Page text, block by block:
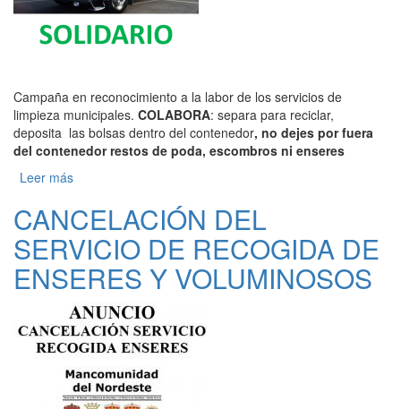
Campaña en reconocimiento a la labor de los servicios de
limpieza municipales. COLABORA: separa para reciclar,
deposita las bolsas dentro del contenedor, no dejes por fuera
del contenedor restos de poda, escombros ni enseres
Leer más
CANCELACIÓN DEL
SERVICIO DE RECOGIDA DE
ENSERES Y VOLUMINOSOS